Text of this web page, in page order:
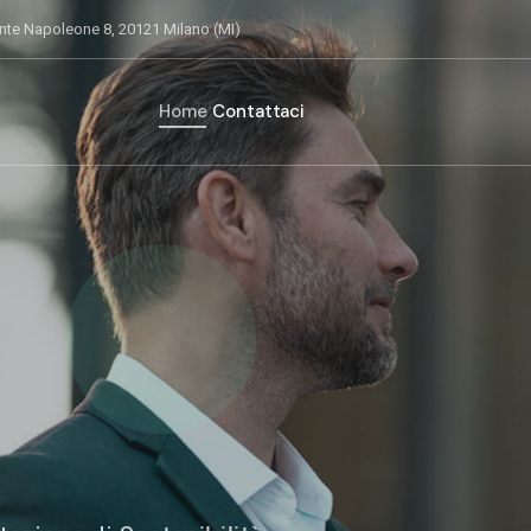
Napoleone 8, 20121 Milano (MI)
Home Contattaci